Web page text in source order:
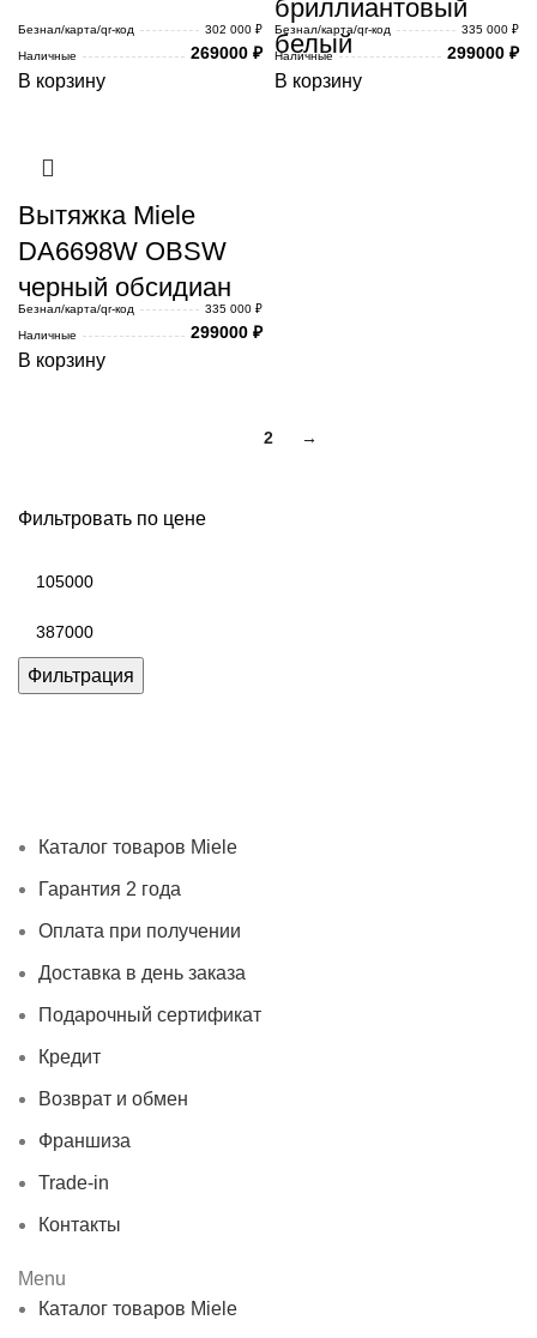
Фильтровать по цене
Фильтрация
Безнал/карта/qr-код
302 000 ₽
Наличные
269000 ₽
В корзину
бриллиантовый
белый
Безнал/карта/qr-код
335 000 ₽
Наличные
299000 ₽
В корзину
Вытяжка Miele
DA6698W OBSW
черный обсидиан
Безнал/карта/qr-код
335 000 ₽
Наличные
299000 ₽
В корзину
2 →
Каталог товаров Miele
Гарантия 2 года
Оплата при получении
Доставка в день заказа
Подарочный сертификат
Кредит
Возврат и обмен
Франшиза
Trade-in
Контакты
Menu
Каталог товаров Miele